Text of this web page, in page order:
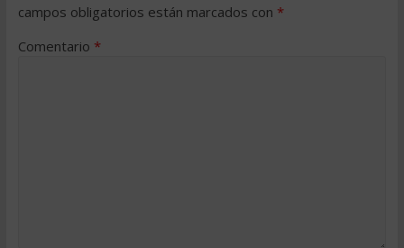
campos obligatorios están marcados con *
Comentario *